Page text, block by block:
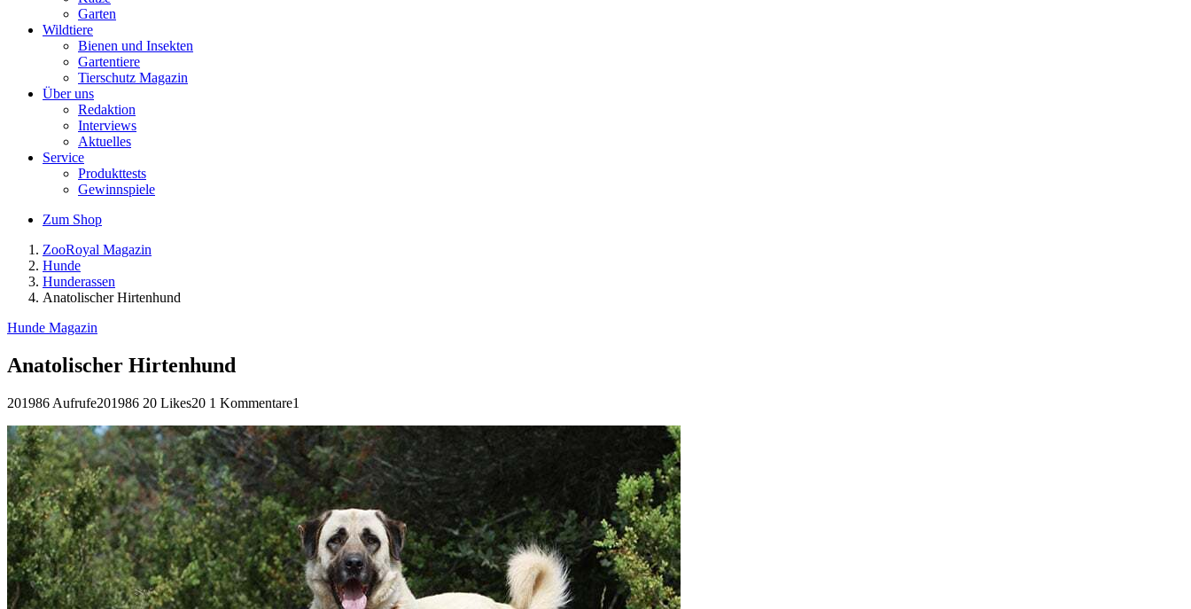
Garten
Wildtiere
Bienen und Insekten
Gartentiere
Tierschutz Magazin
Über uns
Redaktion
Interviews
Aktuelles
Service
Produkttests
Gewinnspiele
Zum Shop
ZooRoyal Magazin
Hunde
Hunderassen
Anatolischer Hirtenhund
Hunde Magazin
Anatolischer Hirtenhund
201986 Aufrufe201986 20 Likes20 1 Kommentare1